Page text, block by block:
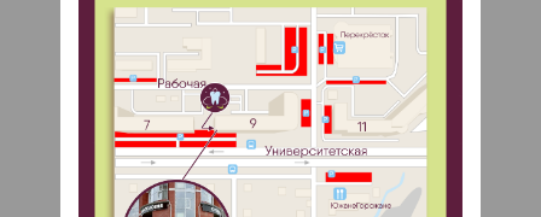
Что выбрать: виниры или коронки?
Узнать больше
05 ноября 2024